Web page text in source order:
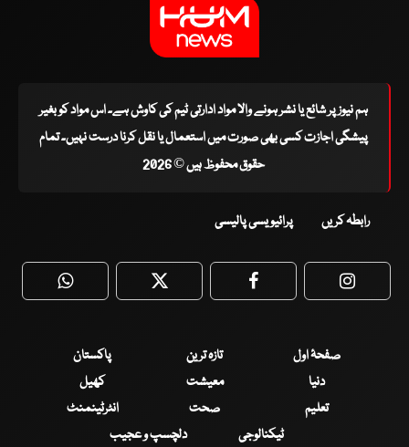
ہم نیوز پر شائع یا نشر ہونے والا مواد ادارتی ٹیم کی کاوش ہے۔ اس مواد کو بغیر
پیشگی اجازت کسی بھی صورت میں استعمال یا نقل کرنا درست نہیں۔ تمام
حقوق محفوظ ہیں © 2026
رابطہ کریں پرائیویسی پالیسی
WhatsApp Twitter Facebook
صفحۂ اول تازہ ترین
پاکستان
دنیا
معیشت
کھیل
تعلیم
صحت
انٹرٹینمنٹ
ٹیکنالوجی
دلچسپ و عجیب